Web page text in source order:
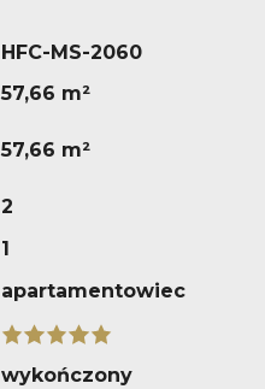
HFC-MS-2060
57,66 m²
57,66 m²
2
1
apartamentowiec
wykończony